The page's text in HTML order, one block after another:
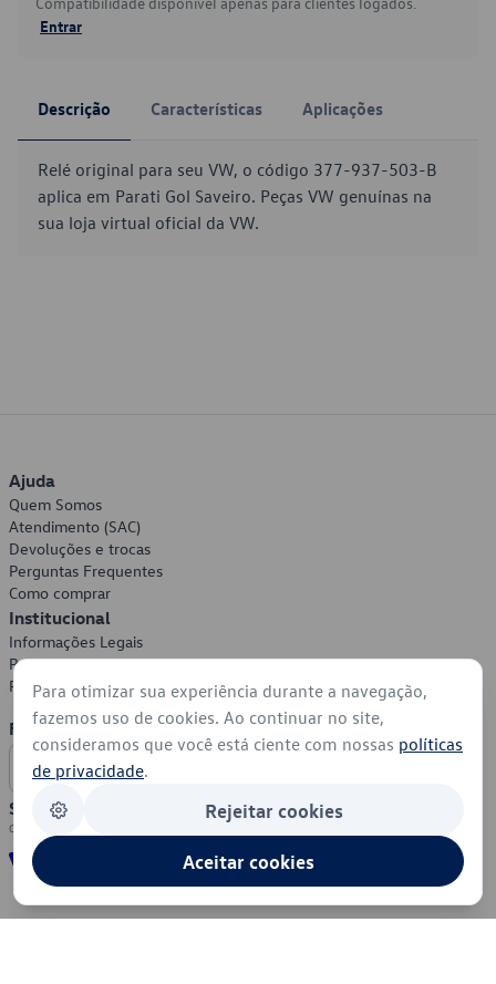
Entrar
Descrição Características Aplicações
Relé original para seu VW, o código 377-937-503-B
aplica em Parati Gol Saveiro. Peças VW genuínas na
sua loja virtual oficial da VW.
Ajuda
Quem Somos
Atendimento (SAC)
Devoluções e trocas
Perguntas Frequentes
Como comprar
Institucional
Informações Legais
Política de Privacidade
Política de Cookies
Formas de Pagamento
Segurança
Para otimizar sua experiência durante a navegação,
fazemos uso de cookies. Ao continuar no site,
consideramos que você está ciente com nossas políticas
de privacidade.
Rejeitar cookies
Aceitar cookies